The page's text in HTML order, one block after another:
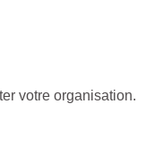
votre organisation.